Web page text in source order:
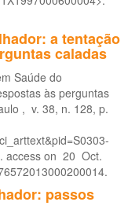
a tentação
caladas
Saúde do
às perguntas
, v. 38, n. 128, p.
access on 20 Oct.
passos